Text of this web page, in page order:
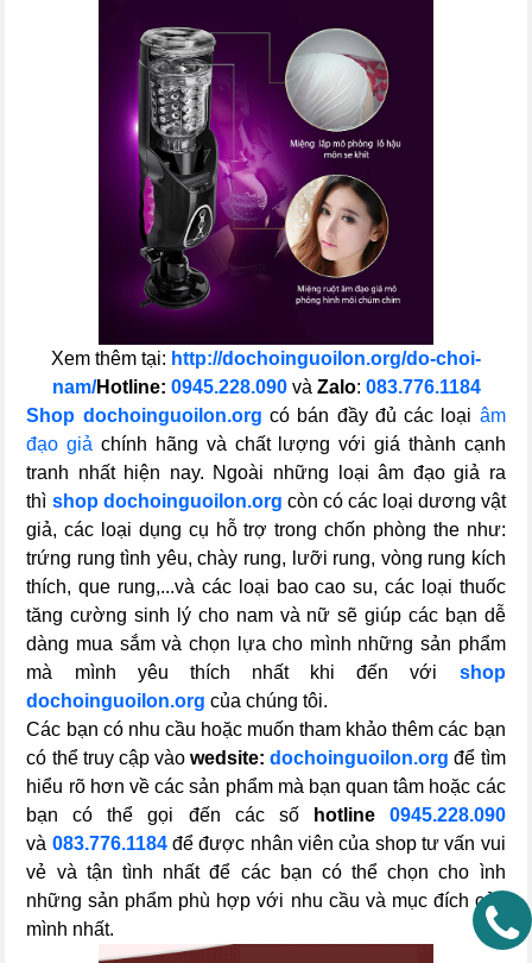
Xem thêm tại: http://dochoinguoilon.org/do-choi-
nam/Hotline: 0945.228.090và Zalo: 083.776.1184
Shop dochoinguoilon.org có bán đầy đủ các loại âm
đạo giả chính hãng và chất lượng với giá thành cạnh
tranh nhất hiện nay. Ngoài những loại âm đạo giả ra
thì shop dochoinguoilon.org còn có các loại dương vật
giả, các loại dụng cụ hỗ trợ trong chốn phòng the như:
trứng rung tình yêu, chày rung, lưỡi rung, vòng rung kích
thích, que rung,...và các loại bao cao su, các loại thuốc
tăng cường sinh lý cho nam và nữ sẽ giúp các bạn dễ
dàng mua sắm và chọn lựa cho mình những sản phẩm
mà mình yêu thích nhất khi đến với shop
dochoinguoilon.org của chúng tôi.
Các bạn có nhu cầu hoặc muốn tham khảo thêm các bạn
có thể truy cập vàowedsite:dochoinguoilon.org để tìm
hiểu rõ hơn về các sản phẩm mà bạn quan tâm hoặc các
bạn có thể gọi đến các số
hotline 0945.228.090
và 083.776.1184để được nhân viên của shop tư vấn vui
vẻ và tận tình nhất để các bạn có thể chọn cho ình
những sản phẩm phù hợp với nhu cầu và mục đích của
mình nhất.